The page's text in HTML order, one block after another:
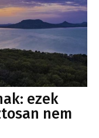
ezek
nem